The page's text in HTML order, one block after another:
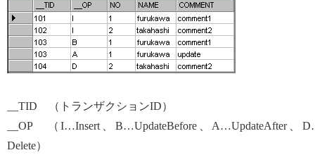
__TID （トランザクションID）
__OP （I…Insert、B…UpdateBefore、A…UpdateAfter、
Delete）